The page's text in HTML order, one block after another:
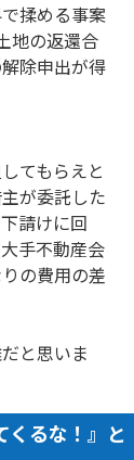
揉める事案
地の返還合
除申出が得
てもらえと
が委託した
請けに回
手不動産会
の費用の差
と思いま
くるな！』と